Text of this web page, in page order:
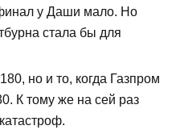
у Даши мало. Но
стала бы для
но и то, когда Газпром
К тому же на сей раз